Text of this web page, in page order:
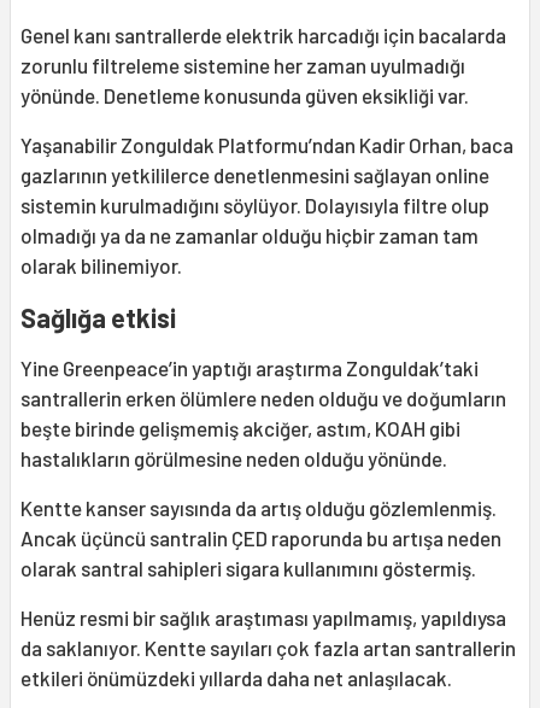
Genel kanı santrallerde elektrik harcadığı için bacalarda
zorunlu filtreleme sistemine her zaman uyulmadığı
yönünde. Denetleme konusunda güven eksikliği var.
Yaşanabilir Zonguldak Platformu’ndan Kadir Orhan, baca
gazlarının yetkililerce denetlenmesini sağlayan online
sistemin kurulmadığını söylüyor. Dolayısıyla filtre olup
olmadığı ya da ne zamanlar olduğu hiçbir zaman tam
olarak bilinemiyor.
Sağlığa etkisi
Yine Greenpeace’in yaptığı araştırma Zonguldak’taki
santrallerin erken ölümlere neden olduğu ve doğumların
beşte birinde gelişmemiş akciğer, astım, KOAH gibi
hastalıkların görülmesine neden olduğu yönünde.
Kentte kanser sayısında da artış olduğu gözlemlenmiş.
Ancak üçüncü santralin ÇED raporunda bu artışa neden
olarak santral sahipleri sigara kullanımını göstermiş.
Henüz resmi bir sağlık araştıması yapılmamış, yapıldıysa
da saklanıyor. Kentte sayıları çok fazla artan santrallerin
etkileri önümüzdeki yıllarda daha net anlaşılacak.